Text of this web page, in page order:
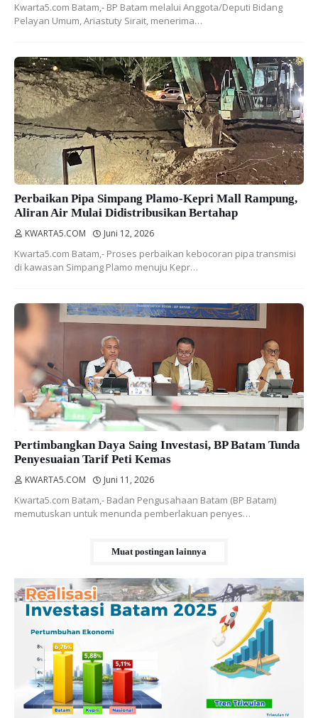
Kwarta5.com Batam,- BP Batam melalui Anggota/Deputi Bidang
Pelayan Umum, Ariastuty Sirait, menerima…
Perbaikan Pipa Simpang Plamo-Kepri Mall Rampung,
Aliran Air Mulai Didistribusikan Bertahap
KWARTA5.COM Juni 12, 2026
Kwarta5.com Batam,- Proses perbaikan kebocoran pipa transmisi
di kawasan Simpang Plamo menuju Kepr…
Pertimbangkan Daya Saing Investasi, BP Batam Tunda
Penyesuaian Tarif Peti Kemas
KWARTA5.COM Juni 11, 2026
Kwarta5.com Batam,- Badan Pengusahaan Batam (BP Batam)
memutuskan untuk menunda pemberlakuan penyes…
Muat postingan lainnya